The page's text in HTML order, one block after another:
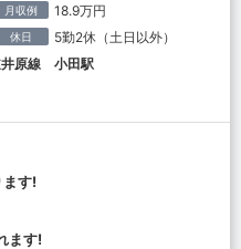
月収例 18.9万円
休日 5勤2休（土日以外）
井原線 小田駅
す!
ます!